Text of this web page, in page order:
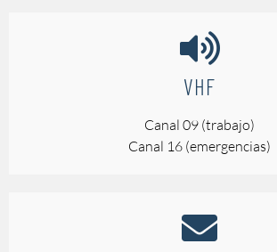
VHF
Canal 09 (trabajo)
Canal 16 (emergencias)